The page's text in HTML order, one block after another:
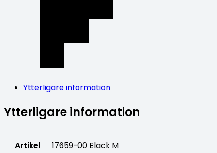
Ytterligare information
Ytterligare information
Artikel 17659-00 Black M